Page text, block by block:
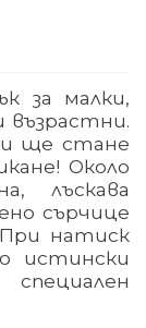
за малки,
възрастни.
и ще стане
Около
лъскава
сърчице
При натиск
истински